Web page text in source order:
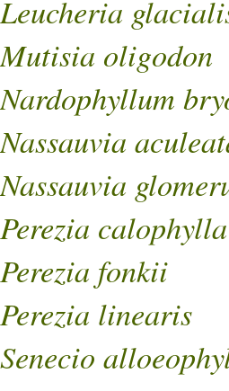
Leucheria
Mutisia oligodon
Nardophyllum
Nassauvia
Nassauvia
Perezia calophylla
Perezia fonkii
Perezia linearis
Senecio